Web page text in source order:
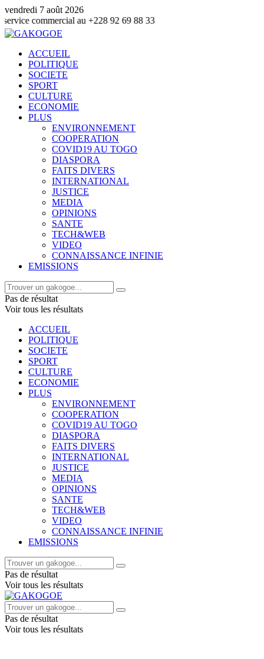
vendredi 7 août 2026
au +228 92 69 88 33
ACCUEIL
POLITIQUE
SOCIETE
SPORT
CULTURE
ECONOMIE
PLUS
ENVIRONNEMENT
COOPERATION
COVID19 AU TOGO
DIASPORA
FAITS DIVERS
INTERNATIONAL
JUSTICE
MEDIA
OPINIONS
SANTE
TECH&WEB
VIDEO
CONNAISSANCE INFINIE
EMISSIONS
Pas de résultat
Voir tous les résultats
ACCUEIL
POLITIQUE
SOCIETE
SPORT
CULTURE
ECONOMIE
PLUS
ENVIRONNEMENT
COOPERATION
COVID19 AU TOGO
DIASPORA
FAITS DIVERS
INTERNATIONAL
JUSTICE
MEDIA
OPINIONS
SANTE
TECH&WEB
VIDEO
CONNAISSANCE INFINIE
EMISSIONS
Pas de résultat
Voir tous les résultats
Pas de résultat
Voir tous les résultats